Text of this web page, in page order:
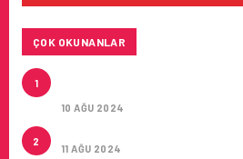
ÇOK OKUNANLAR
1
10 AĞU 2024
2
11 AĞU 2024